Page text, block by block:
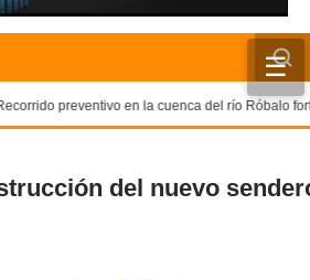
☰
✕
preventivo en la cuenca del río Róbalo
del nuevo